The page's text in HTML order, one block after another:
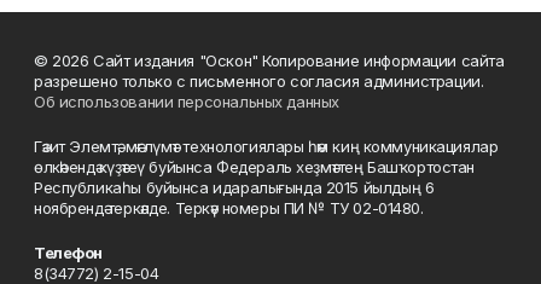
© 2026 Сайт издания "Оскон" Копирование информации сайта
разрешено только с письменного согласия администрации.
Об использовании персональных данных
Гәзит Элемтә, мәғлүмәт технологиялары һәм киң коммуникациялар
өлкәһендә күҙәтеү буйынса Федераль хеҙмәттең Башҡортостан
Республикаһы буйынса идаралығында 2015 йылдың 6
ноябрендә теркәлде. Теркәү номеры ПИ № ТУ 02-01480.
Телефон
8(34772) 2-15-04